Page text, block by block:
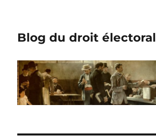
Blog du droit électoral